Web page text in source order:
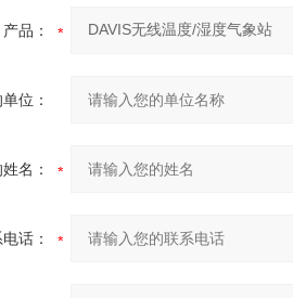
产品：
位：
名：
话：